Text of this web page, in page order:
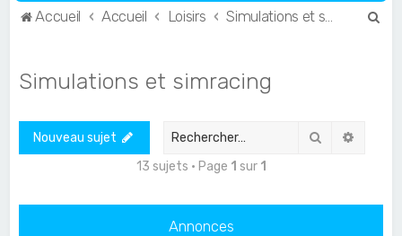
Accueil Accueil Loisirs
Simulations et simracing
Nouveau sujet Rechercher
13 sujets • Page 1 sur 1
Annonces